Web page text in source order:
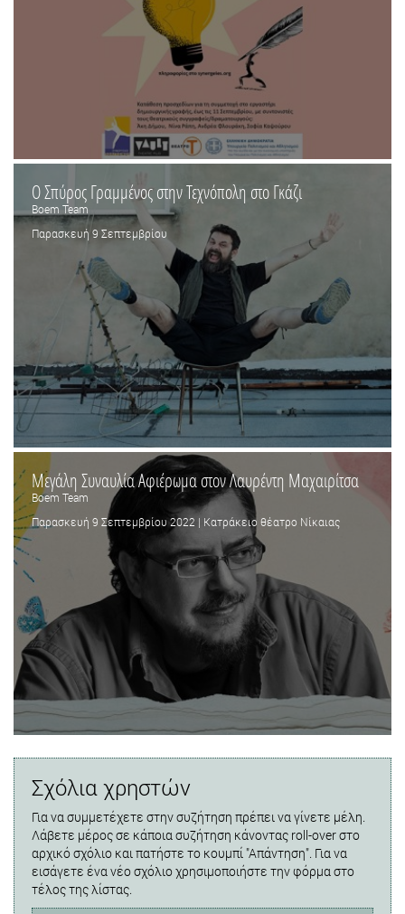
Ο Σπύρος Γραμμένος στην Τεχνόπολη στο Γκάζι
Boem Team
Παρασκευή 9 Σεπτεμβρίου
Μεγάλη Συναυλία Αφιέρωμα στον Λαυρέντη Μαχαιρίτσα
Boem Team
Παρασκευή 9 Σεπτεμβρίου 2022 | Κατράκειο θέατρο Νίκαιας
Σχόλια χρηστών
Για να συμμετέχετε στην συζήτηση πρέπει να γίνετε μέλη.
Λάβετε μέρος σε κάποια συζήτηση κάνοντας roll-over στο
αρχικό σχόλιο και πατήστε το κουμπί "Απάντηση". Για να
εισάγετε ένα νέο σχόλιο χρησιμοποιήστε την φόρμα στο
τέλος της λίστας.